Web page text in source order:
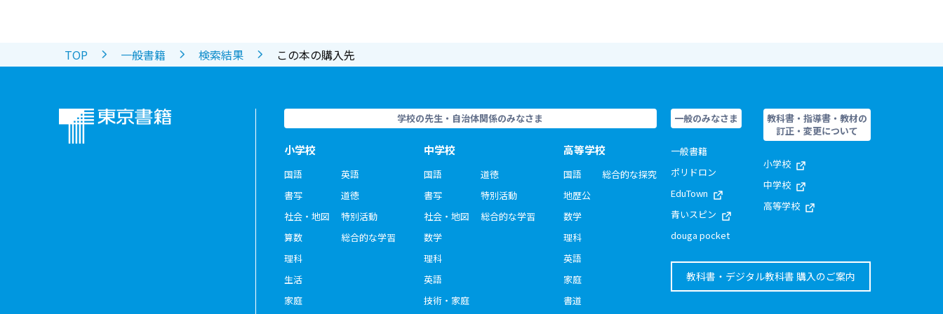
TOP 一般書籍 検索結果 この本の購入先
学校の先生・自治体関係のみなさま
小学校
国語
書写
社会・地図
算数
理科
生活
家庭
英語
道徳
特別活動
総合的な学習
中学校
国語
書写
社会・地図
数学
理科
英語
技術・家庭
道徳
特別活動
総合的な学習
高等学校
国語
地歴公
数学
理科
英語
家庭
書道
総合的な探究
一般のみなさま
一般書籍
ポリドロン
EduTown
青いスピン
douga pocket
教科書・指導書・教材の
訂正・変更について
小学校
中学校
高等学校
教科書・デジタル教科書 購入のご案内